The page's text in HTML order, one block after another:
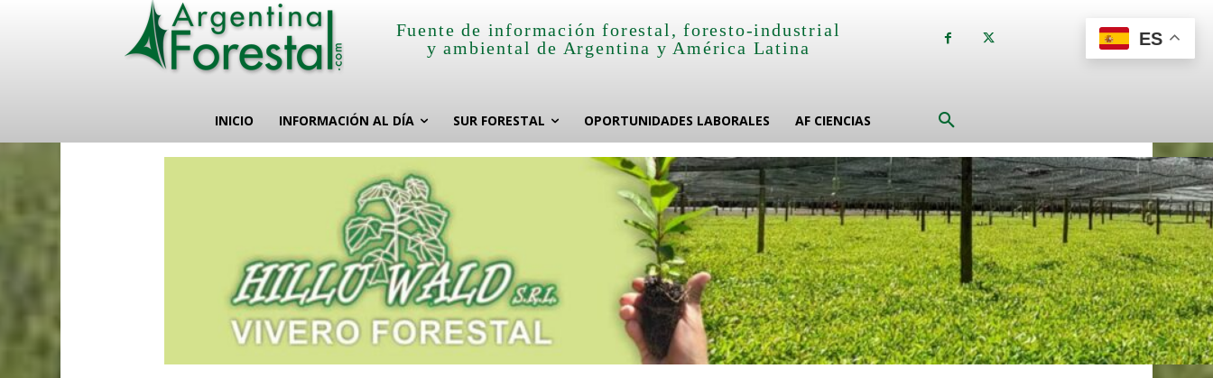
Fuente de información forestal, foresto-industrial
y ambiental de Argentina y América Latina
INICIO INFORMACIÓN AL DÍA SUR FORESTAL OPORTUNIDADES LABORALES AF CIENCIAS
ES